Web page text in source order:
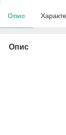
Опис
Опис